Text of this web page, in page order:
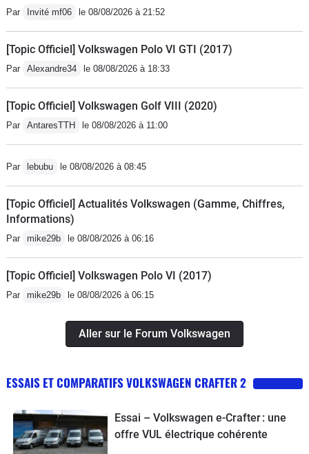
Par Invité mf06 le 08/08/2026 à 21:52
[Topic Officiel] Volkswagen Polo VI GTI (2017)
Par Alexandre34 le 08/08/2026 à 18:33
[Topic Officiel] Volkswagen Golf VIII (2020)
Par AntaresTTH le 08/08/2026 à 11:00
Par lebubu le 08/08/2026 à 08:45
[Topic Officiel] Actualités Volkswagen (Gamme, Chiffres,
Informations)
Par mike29b le 08/08/2026 à 06:16
[Topic Officiel] Volkswagen Polo VI (2017)
Par mike29b le 08/08/2026 à 06:15
Aller sur le Forum Volkswagen
ESSAIS ET COMPARATIFS VOLKSWAGEN CRAFTER 2
Essai – Volkswagen e-Crafter : une
offre VUL électrique cohérente